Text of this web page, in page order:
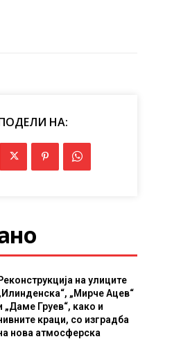
НА:
на улиците
„Мирче Ацев“
„Даме Груев“, како и
краци, со изградба
нова атмосферска